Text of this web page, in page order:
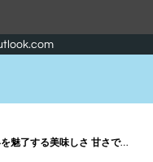
さ 甘さで世界をつなぐ ― THAI MANGO STORY